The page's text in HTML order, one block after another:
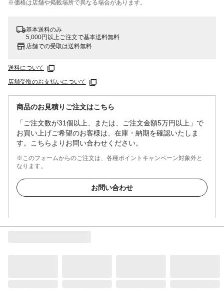
※価格は​店舗や​掲載場所で​異なる​場合が​あります。
基本送料のみ
5,000円以上ご注文で基本送料無料
店舗での受取は送料無料
送料について
店舗受取のお支払いについて
商品のお見積りご注文はこちら
「ご注文数が31個以上、または、ご注文金額5万円以上」で
お買い上げご希望のお客様は、在庫・納期を確認いたしま
す。こちらよりお問い合わせください。
※このフォームからのご注文は、各種ポイントキャンペーン対象外と
なります。
お問い合わせ